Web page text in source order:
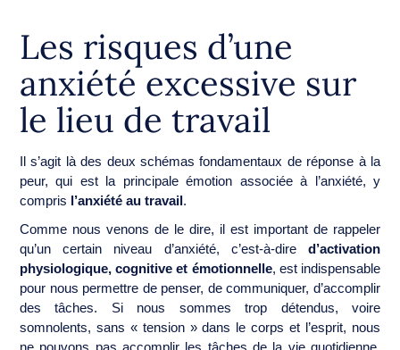
Les risques d’une
anxiété excessive sur
le lieu de travail
Il s’agit là des deux schémas fondamentaux de réponse à la
peur, qui est la principale émotion associée à l’anxiété, y
compris l’anxiété au travail.
Comme nous venons de le dire, il est important de rappeler
qu’un certain niveau d’anxiété, c’est-à-dire d’activation
physiologique, cognitive et émotionnelle, est indispensable
pour nous permettre de penser, de communiquer, d’accomplir
des tâches. Si nous sommes trop détendus, voire
somnolents, sans « tension » dans le corps et l’esprit, nous
ne pouvons pas accomplir les tâches de la vie quotidienne,